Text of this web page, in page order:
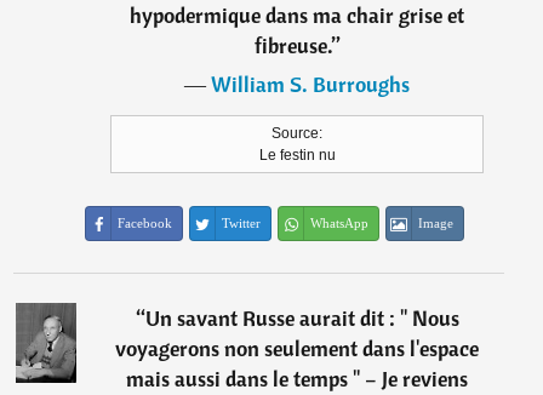
hypodermique dans ma chair grise et
fibreuse.”
―William S. Burroughs
Source:
Le festin nu
Facebook Twitter WhatsApp Image
“Un savant Russe aurait dit : " Nous
voyagerons non seulement dans l'espace
mais aussi dans le temps " – Je reviens